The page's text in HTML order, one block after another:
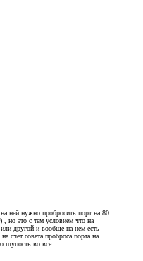
ней нужно пробросить порт на 80
но это с тем условием что на
другой и вообще на нем есть
счет совета проброса порта на
глупость во все.